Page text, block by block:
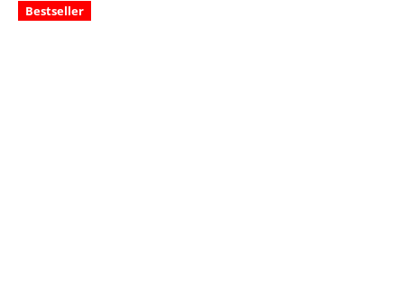
Bestseller